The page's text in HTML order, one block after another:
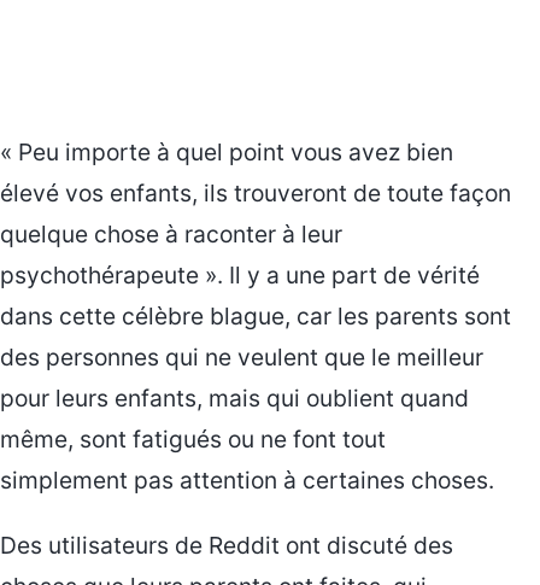
« Peu importe à quel point vous avez bien
élevé vos enfants, ils trouveront de toute façon
quelque chose à raconter à leur
psychothérapeute ». Il y a une part de vérité
dans cette célèbre blague, car les parents sont
des personnes qui ne veulent que le meilleur
pour leurs enfants, mais qui oublient quand
même, sont fatigués ou ne font tout
simplement pas attention à certaines choses.
Des utilisateurs de Reddit ont discuté des